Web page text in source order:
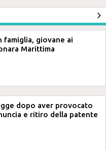
famiglia, giovane ai
Marittima
dopo aver provocato
e ritiro della patente